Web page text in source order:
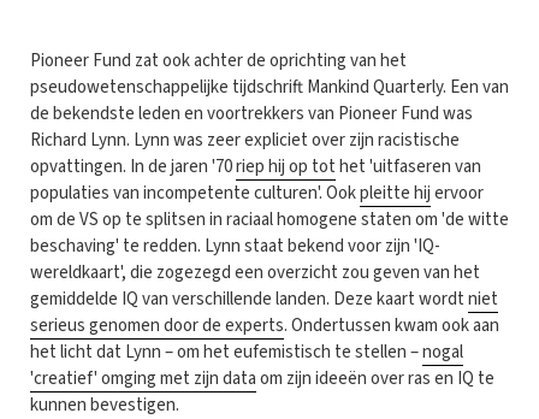
Pioneer Fund zat ook achter de oprichting van het
pseudowetenschappelijke tijdschrift Mankind Quarterly. Een van
de bekendste leden en voortrekkers van Pioneer Fund was
Richard Lynn. Lynn was zeer expliciet over zijn racistische
opvattingen. In de jaren '70riep hij op tothet 'uitfaseren van
populaties van incompetente culturen'. Ookpleitte hijervoor
om de VS op te splitsen in raciaal homogene staten om 'de witte
beschaving' te redden. Lynn staat bekend voor zijn 'IQ-
wereldkaart', die zogezegd een overzicht zou geven van het
gemiddelde IQ van verschillende landen. Deze kaart wordtniet
serieus genomen door de experts. Ondertussen kwam ook aan
het licht dat Lynn – om het eufemistisch te stellen –nogal
'creatief' omging met zijn dataom zijn ideeën over ras en IQ te
kunnen bevestigen.